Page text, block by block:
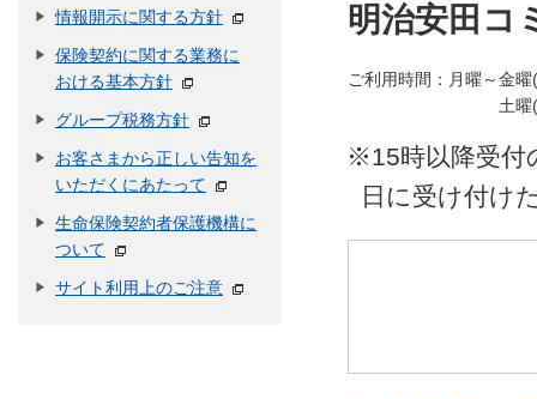
明治安田コ
ご利用時間：月曜～金
土曜
※15時以降受
日に受け付け
情報開示に関する方針
保険契約に関する業務に
おける基本方針
グループ税務方針
お客さまから正しい告知を
いただくにあたって
生命保険契約者保護機構に
ついて
サイト利用上のご注意